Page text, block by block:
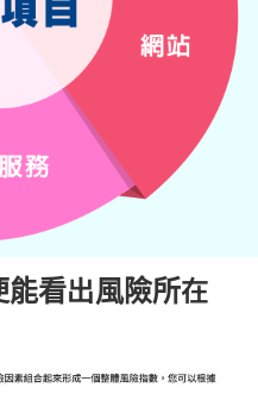
看出風險所在